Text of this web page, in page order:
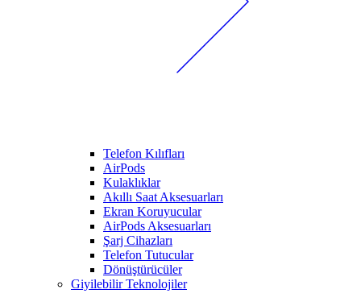
Telefon Kılıfları
AirPods
Kulaklıklar
Akıllı Saat Aksesuarları
Ekran Koruyucular
AirPods Aksesuarları
Şarj Cihazları
Telefon Tutucular
Dönüştürücüler
Giyilebilir Teknolojiler